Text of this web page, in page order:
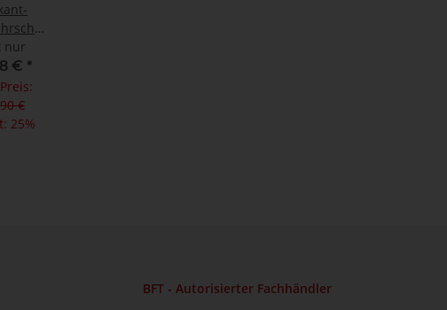
1S/1Ö
nur
€ *
€
25%
BFT - Autorisierter Fachhändler